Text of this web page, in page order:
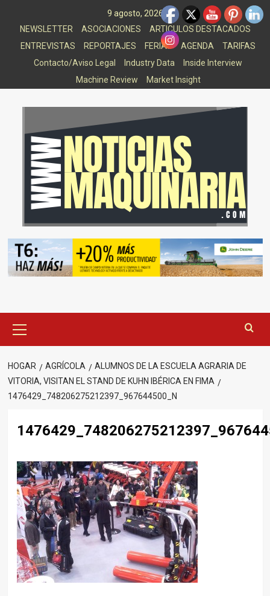
9 agosto, 2026
NEWSLETTER
ASOCIACIONES
ARTICULOS DESTACADOS
ENTREVISTAS
REPORTAJES FERIAS AGENDA
TARIFAS
Contacto/Aviso Legal
Industry Data
Inside Interview
Machine Review
Market Insight
principal
HOGAR AGRÍCOLA
ALUMNOS DE LA ESCUELA AGRARIA DE
VITORIA, VISITAN EL STAND DE KUHN IBÉRICA EN ‎FIMA
1476429_748206275212397_967644500_N